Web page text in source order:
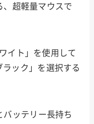
超軽量マウスで
イト」を使用して
ック」を選択する
バッテリー長持ち